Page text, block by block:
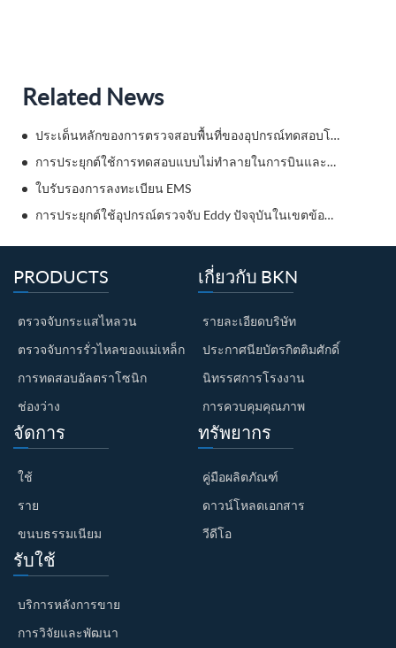
Related News
ประเด็นหลักของการตรวจสอบพื้นที่ของอุปกรณ์ทดสอบโดยไม่ทำลาย
การประยุกต์ใช้การทดสอบแบบไม่ทำลายในการบินและอวกาศ
ใบรับรองการลงทะเบียน EMS
การประยุกต์ใช้อุปกรณ์ตรวจจับ Eddy ปัจจุบันในเขตข้อมูลระดับไฮเอนด์
PRODUCTS
ตรวจจับกระแสไหลวน
ตรวจจับการรั่วไหลของแม่เหล็ก
การทดสอบอัลตราโซนิก
ช่องว่าง
เกี่ยวกับ BKN
รายละเอียดบริษัท
ประกาศนียบัตรกิตติมศักดิ์
นิทรรศการโรงงาน
การควบคุมคุณภาพ
จัดการ
ใช้
ราย
ขนบธรรมเนียม
ทรัพยากร
คู่มือผลิตภัณฑ์
ดาวน์โหลดเอกสาร
วีดีโอ
รับใช้
บริการหลังการขาย
การวิจัยและพัฒนา